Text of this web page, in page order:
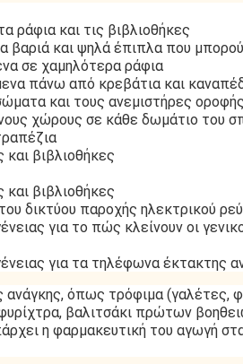
ράφια και τις βιβλιοθήκες
βαριά και ψηλά έπιπλα που
σε χαμηλότερα ράφια
πάνω από κρεβάτια και
και τους ανεμιστήρες οροφής
χώρους σε κάθε δωμάτιο του
βιβλιοθήκες
βιβλιοθήκες
δικτύου παροχής ηλεκτρικού
για το πώς κλείνουν οι
για τα τηλέφωνα έκτακτης
ανάγκης, όπως τρόφιμα (γαλέτες,
βαλιτσάκι πρώτων
η φαρμακευτική του αγωγή